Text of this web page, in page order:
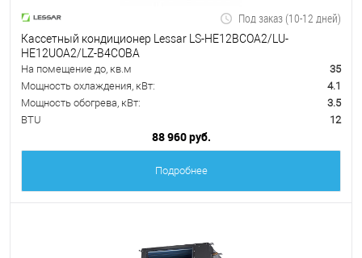
Под заказ (10-12 дней)
Кассетный кондиционер Lessar LS-HE12BCOA2/LU-
HE12UOA2/LZ-B4COBA
На помещение до, кв.м
35
Мощность охлаждения, кВт:
4.1
Мощность обогрева, кВт:
3.5
BTU
12
88 960 руб.
Подробнее